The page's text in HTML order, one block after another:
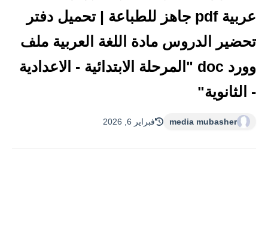
عربية pdf جاهز للطباعة | تحميل دفتر
تحضير الدروس مادة اللغة العربية ملف
وورد doc "المرحلة الابتدائية - الاعدادية
- الثانوية"
media mubasher فبراير 6, 2026